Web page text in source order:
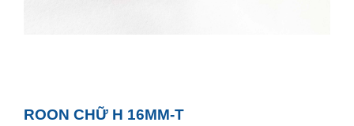
ROON CHỮ H 16MM-T